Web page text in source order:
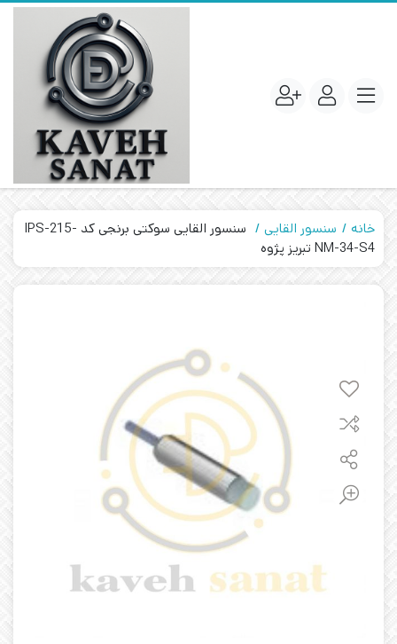
خانه سنسور القایی
سنسور القایی سوکتی برنجی کد IPS-215-
NM-34-S4 تبریز پژوه